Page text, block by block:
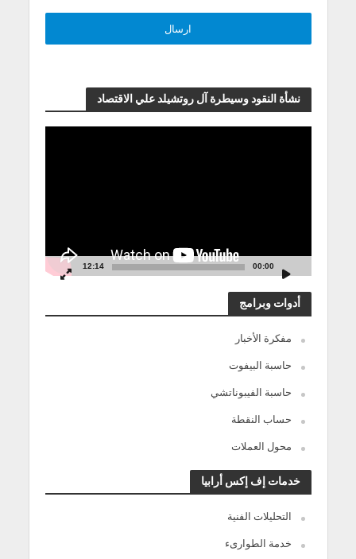
نشأة النقود وسيطرة آل روتشيلد علي الاقتصاد
00:00
12:14
أدوات وبرامج
مفكرة الأخبار
حاسبة البيفوت
حاسبة الفيبوناتشي
حساب النقطة
محول العملات
خدمات إف إكس أرابيا
التحليلات الفنية
خدمة الطوارىء